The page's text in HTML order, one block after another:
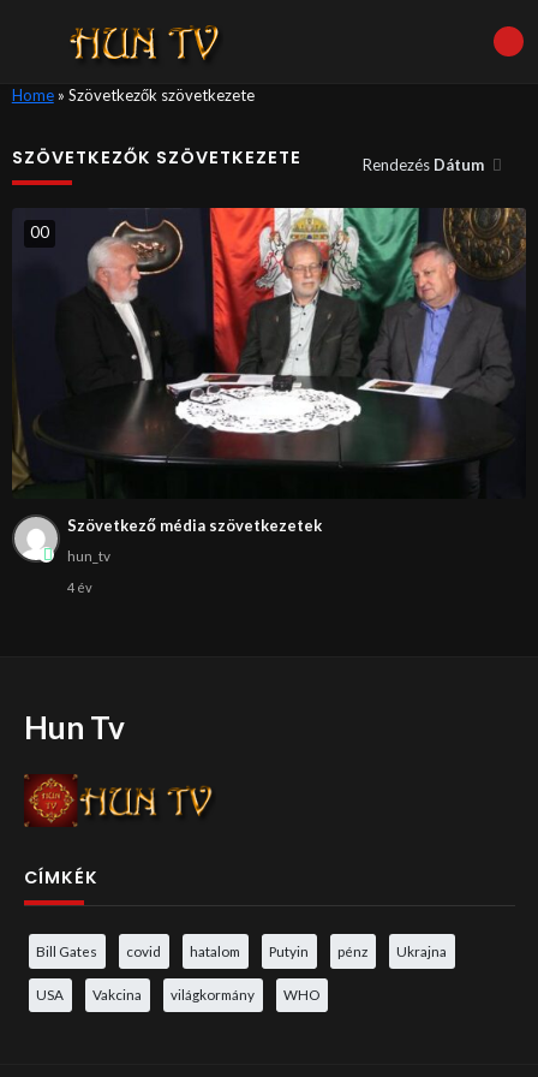
Home» Szövetkezők szövetkezete
SZÖVETKEZŐK SZÖVETKEZETE Rendezés Dátum
00
Szövetkező média szövetkezetek
hun_tv
4 év
Hun Tv
CÍMKÉK
Bill Gates covid hatalom Putyin pénz Ukrajna
USA Vakcina világkormány WHO